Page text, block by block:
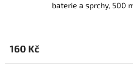
baterie a sprchy, 500
160 Kč